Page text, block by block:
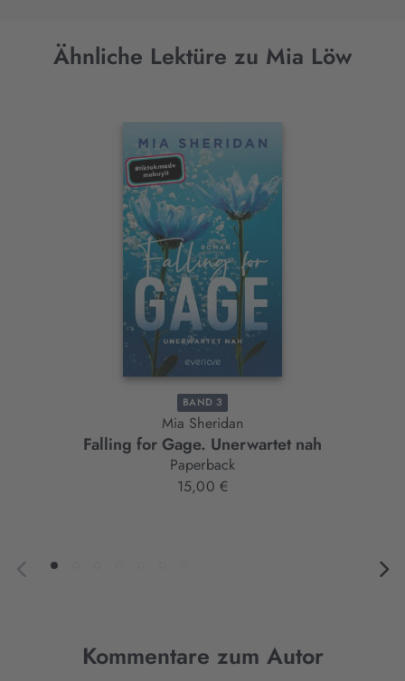
Ähnliche Lektüre zu Mia Löw
BAND 3
Mia Sheridan
Falling for Gage. Unerwartet nah
Paperback
15,00 €
Kommentare zum Autor